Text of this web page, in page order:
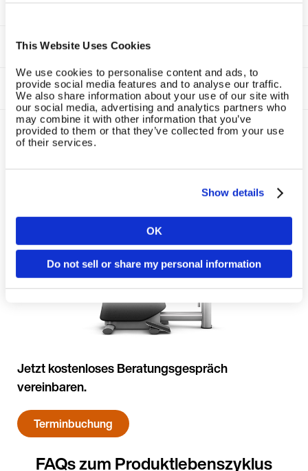
This Website Uses Cookies
We use cookies to personalise content and ads, to
provide social media features and to analyse our traffic.
We also share information about your use of our site with
our social media, advertising and analytics partners who
may combine it with other information that you’ve
provided to them or that they’ve collected from your use
of their services.
Show details
OK
Do not sell or share my personal information
Produktphasen
Smart Strength
Smart Flex
Deine EGYM Produkte erhalten bald
Jetzt kostenloses Beratungsgespräch
vereinbaren.
Terminbuchung
FAQs zum Produktlebenszyklus
Sprache